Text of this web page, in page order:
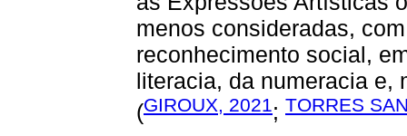
menos consideradas,
reconhecimento social,
literacia, da numeracia e,
(GIROUX, 2021; TORRES